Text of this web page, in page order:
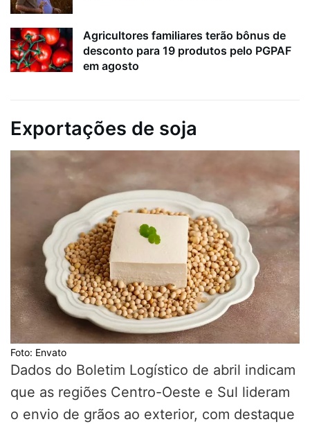
Agricultores familiares terão bônus de
desconto para 19 produtos pelo PGPAF
em agosto
Exportações de soja
Foto: Envato
Dados do Boletim Logístico de abril indicam
que as regiões Centro-Oeste e Sul lideram
o envio de grãos ao exterior, com destaque